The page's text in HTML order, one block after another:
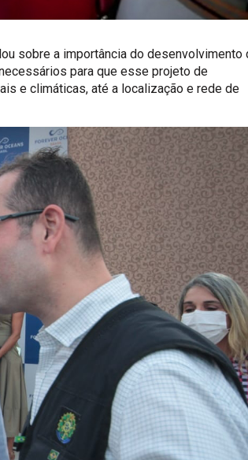
sobre a importância do desenvolvimento
para que esse projeto de
e climáticas, até a localização e rede de